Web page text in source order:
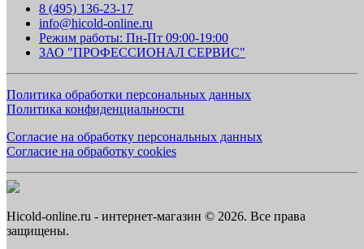
8 (495) 136-23-17
info@hicold-online.ru
Режим работы: Пн-Пт 09:00-19:00
ЗАО "ПРОФЕССИОНАЛ СЕРВИС"
Политика обработки персональных данных
Политика конфиденциальности
Согласие на обработку персональных данных
Согласие на обработку cookies
Hicold-online.ru - интернет-магазин © 2026. Все права
защищены.